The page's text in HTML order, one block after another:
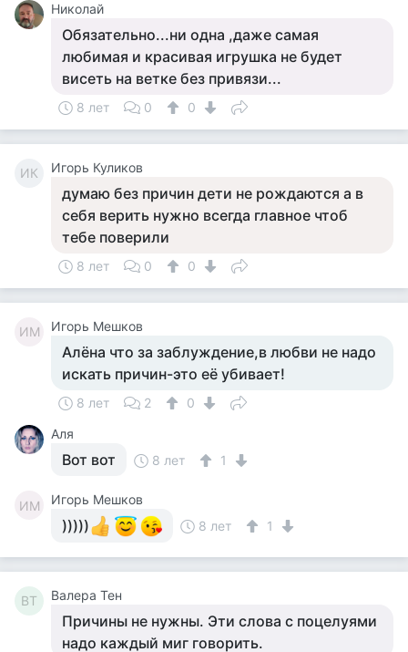
Николай
Обязательно...ни одна ,даже самая
любимая и красивая игрушка не будет
висеть на ветке без привязи...
8 лет 0 0
ИК Игорь Куликов
думаю без причин дети не рождаются а в
себя верить нужно всегда главное чтоб
тебе поверили
8 лет 0 0
ИМ Игорь Мешков
Алёна что за заблуждение,в любви не надо
искать причин-это её убивает!
8 лет 2
0
Аля
Вот вот 8 лет 1
ИМ Игорь Мешков
))))) 8 лет 1
ВТ Валера Тен
Причины не нужны. Эти слова с поцелуями
надо каждый миг говорить.